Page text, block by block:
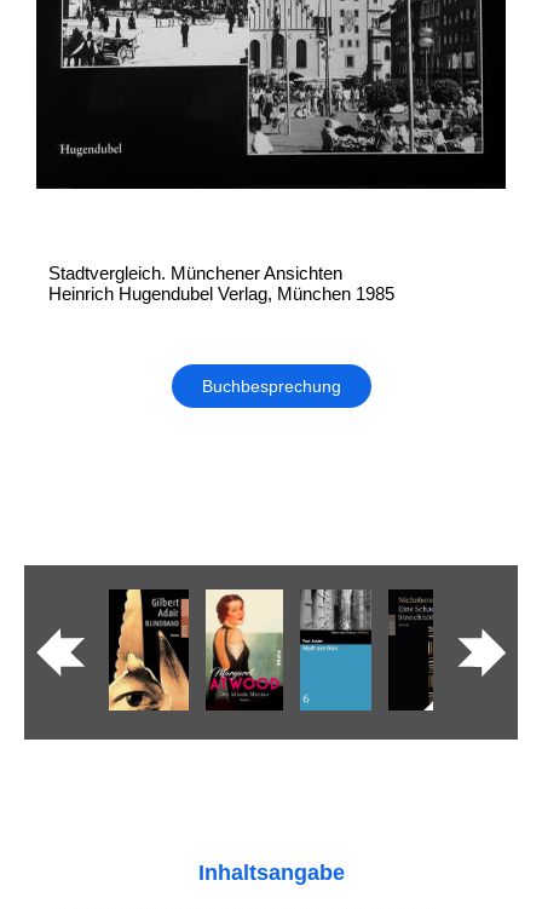
Stadtvergleich. Münchener Ansichten
Heinrich Hugendubel Verlag, München 1985
Buchbesprechung
Inhaltsangabe